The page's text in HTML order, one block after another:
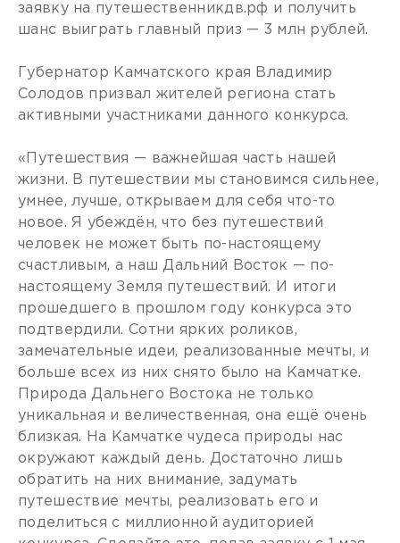
заявку на путешественникдв.рф и получить
шанс выиграть главный приз — 3 млн рублей.
Губернатор Камчатского края Владимир
Солодов призвал жителей региона стать
активными участниками данного конкурса.
«Путешествия — важнейшая часть нашей
жизни. В путешествии мы становимся сильнее,
умнее, лучше, открываем для себя что-то
новое. Я убеждён, что без путешествий
человек не может быть по-настоящему
счастливым, а наш Дальний Восток — по-
настоящему Земля путешествий. И итоги
прошедшего в прошлом году конкурса это
подтвердили. Сотни ярких роликов,
замечательные идеи, реализованные мечты, и
больше всех из них снято было на Камчатке.
Природа Дальнего Востока не только
уникальная и величественная, она ещё очень
близкая. На Камчатке чудеса природы нас
окружают каждый день. Достаточно лишь
обратить на них внимание, задумать
путешествие мечты, реализовать его и
поделиться с миллионной аудиторией